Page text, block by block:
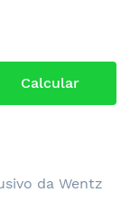
da Wentz